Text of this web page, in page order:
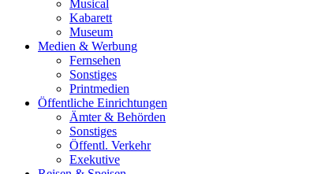
Musical
Kabarett
Museum
Medien & Werbung
Fernsehen
Sonstiges
Printmedien
Öffentliche Einrichtungen
Ämter & Behörden
Sonstiges
Öffentl. Verkehr
Exekutive